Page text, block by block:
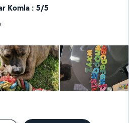
Komla : 5/5